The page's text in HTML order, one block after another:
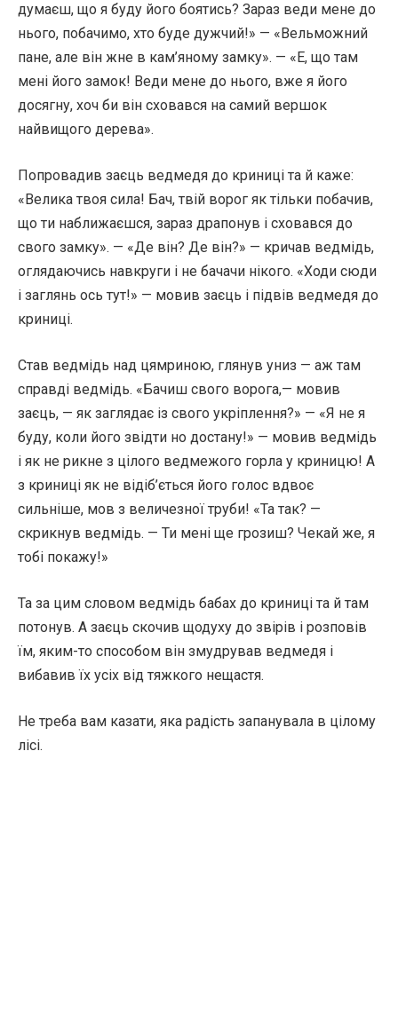
думаєш, що я буду його боятись? Зараз веди мене до
нього, побачимо, хто буде дужчий!» — «Вельможний
пане, але він жне в кам’яному замку». — «Е, що там
мені його замок! Веди мене до нього, вже я його
досягну, хоч би він сховався на самий вершок
найвищого дерева».
Попровадив заєць ведмедя до криниці та й каже:
«Велика твоя сила! Бач, твій ворог як тільки побачив,
що ти наближаєшся, зараз драпонув і сховався до
свого замку». — «Де він? Де він?» — кричав ведмідь,
оглядаючись навкруги і не бачачи нікого. «Ходи сюди
і заглянь ось тут!» — мовив заєць і підвів ведмедя до
криниці.
Став ведмідь над цямриною, глянув униз — аж там
справді ведмідь. «Бачиш свого ворога,— мовив
заєць, — як заглядає із свого укріплення?» — «Я не я
буду, коли його звідти но достану!» — мовив ведмідь
і як не рикне з цілого ведмежого горла у криницю! А
з криниці як не відіб’ється його голос вдвоє
сильніше, мов з величезної труби! «Та так? —
скрикнув ведмідь. — Ти мені ще грозиш? Чекай же, я
тобі покажу!»
Та за цим словом ведмідь бабах до криниці та й там
потонув. А заєць скочив щодуху до звірів і розповів
їм, яким-то способом він змудрував ведмедя і
вибавив їх усіх від тяжкого нещастя.
Не треба вам казати, яка радість запанувала в цілому
лісі.